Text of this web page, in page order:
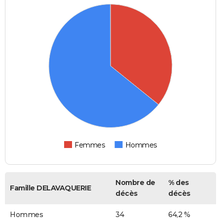
Femmes Hommes
Famille DELAVAQUERIE
Nombre de
décès
% des
décès
Hommes 34 64,2 %